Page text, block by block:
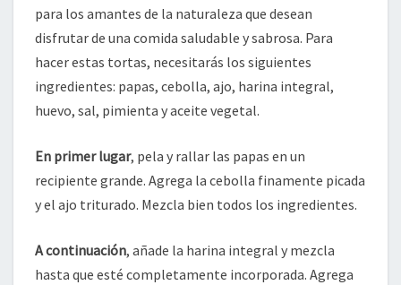
para los amantes de la naturaleza que desean
disfrutar de una comida saludable y sabrosa. Para
hacer estas tortas, necesitarás los siguientes
ingredientes: papas, cebolla, ajo, harina integral,
huevo, sal, pimienta y aceite vegetal.
En primer lugar, pela y rallar las papas en un
recipiente grande. Agrega la cebolla finamente picada
y el ajo triturado. Mezcla bien todos los ingredientes.
A continuación, añade la harina integral y mezcla
hasta que esté completamente incorporada. Agrega